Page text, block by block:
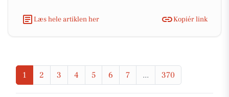
Læs hele artiklen her Kopiér link
1 2 3 4 5 6 7 ... 370